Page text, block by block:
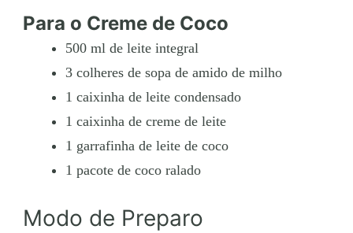
Para o Creme de Coco
500 ml de leite integral
3 colheres de sopa de amido de milho
1 caixinha de leite condensado
1 caixinha de creme de leite
1 garrafinha de leite de coco
1 pacote de coco ralado
Modo de Preparo